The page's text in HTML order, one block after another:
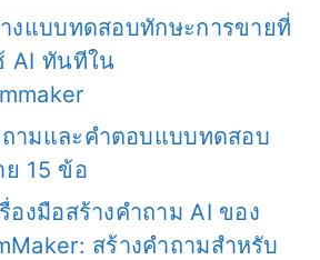
งแบบทดสอบทักษะการขายที่
AI ทันทีใน
ามและคำตอบแบบทดสอบ
15 ข้อ
องมือสร้างคำถาม AI ของ
สร้างคำถามสำหรับ